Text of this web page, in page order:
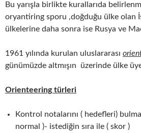
Bu yarışla birlikte kurallarıda
oryantiring sporu ,doğduğu ülke olan
ülkelerine daha sonra ise Rusya ve
1961 yılında kurulan uluslararası
günümüzde altmışın üzerinde ülke
Orienteering türleri
Kontrol notalarını ( hedefleri)
normal )- istediğin sıra ile ( skor )